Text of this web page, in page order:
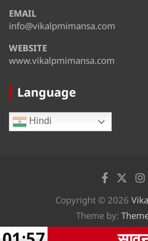
August 16
Sunday
EMAIL
info@vikalpmimansa.com
WEBSITE
www.vikalpmimansa.com
Language
Hindi
Copyright © 2026
Theme by:
Proudly Powered